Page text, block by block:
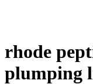
rhode
plumping